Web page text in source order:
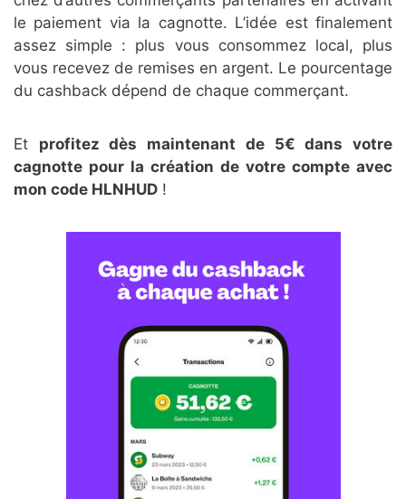
le paiement via la cagnotte. L’idée est finalement
assez simple : plus vous consommez local, plus
vous recevez de remises en argent. Le pourcentage
du cashback dépend de chaque commerçant.
Et profitez dès maintenant de 5€ dans votre
cagnotte pour la création de votre compte avec
mon code HLNHUD !